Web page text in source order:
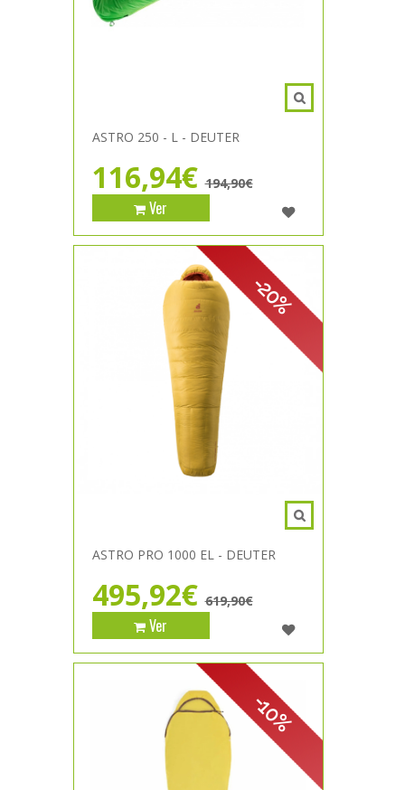
ASTRO 250 - L - DEUTER
116,94€ 194,90€
Ver
-20%
ASTRO PRO 1000 EL - DEUTER
495,92€ 619,90€
Ver
-10%